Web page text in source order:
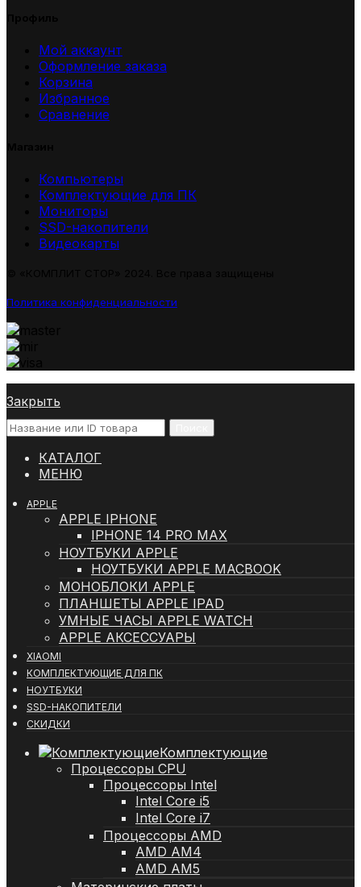
Мой аккаунт
Оформление заказа
Корзина
Избранное
Сравнение
Компьютеры
Комплектующие для ПК
Мониторы
SSD-накопители
Видеокарты
Политика конфиденциальности
Закрыть
КАТАЛОГ
МЕНЮ
APPLE
APPLE IPHONE
IPHONE 14 PRO MAX
НОУТБУКИ APPLE
НОУТБУКИ APPLE MACBOOK
МОНОБЛОКИ APPLE
ПЛАНШЕТЫ APPLE IPAD
УМНЫЕ ЧАСЫ APPLE WATCH
APPLE АКСЕССУАРЫ
XIAOMI
КОМПЛЕКТУЮЩИЕ ДЛЯ ПК
НОУТБУКИ
SSD-НАКОПИТЕЛИ
СКИДКИ
Комплектующие
Процессоры CPU
Процессоры Intel
Intel Core i5
Intel Core i7
Процессоры AMD
AMD AM4
AMD AM5